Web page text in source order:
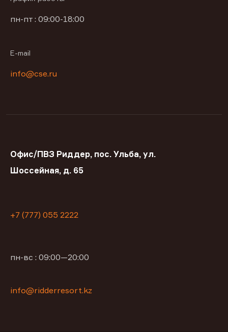
пн-пт : 09:00-18:00
E-mail
info@cse.ru
Офис/ПВЗ Риддер, пос. Ульба, ул.
Шоссейная, д. 65
+7 (777) 055 2222
пн-вс : 09:00—20:00
info@ridderresort.kz